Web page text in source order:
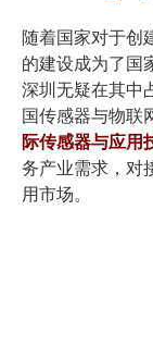
随着国家对于创
的建设成为了国
深圳无疑在其中
国传感器与物联
际传感器与应用
务产业需求，对
用市场。